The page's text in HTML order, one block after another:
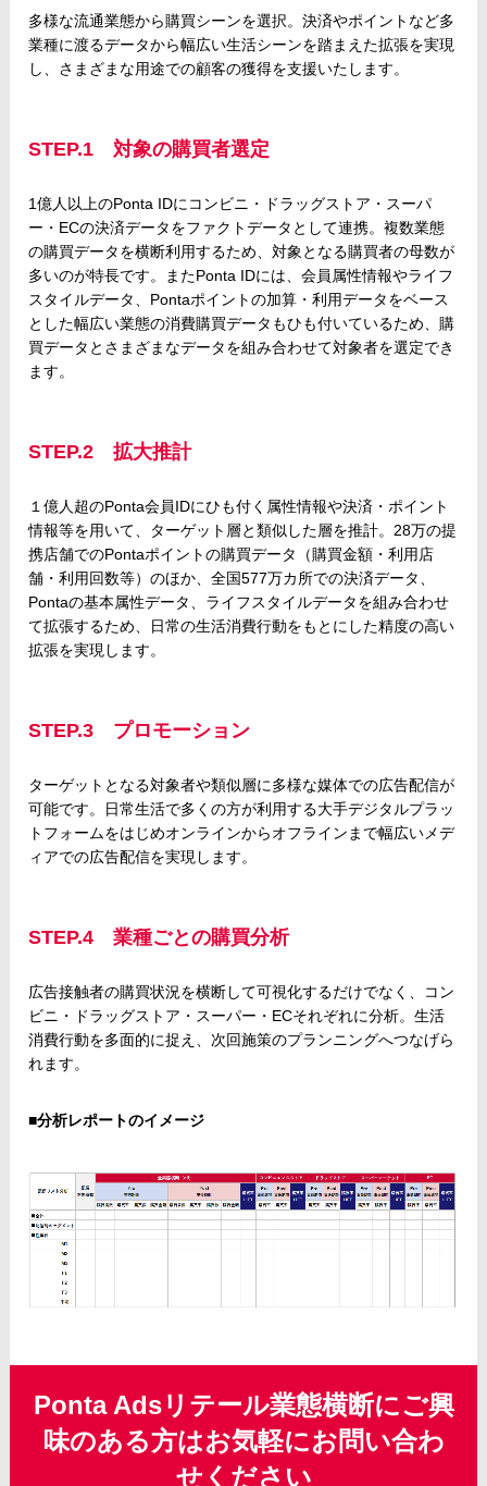
多様な流通業態から購買シーンを選択。決済やポイントなど多
業種に渡るデータから幅広い生活シーンを踏まえた拡張を実現
し、さまざまな用途での顧客の獲得を支援いたします。
STEP.1 対象の購買者選定
1億人以上のPonta IDにコンビニ・ドラッグストア・スーパ
ー・ECの決済データをファクトデータとして連携。複数業態
の購買データを横断利用するため、対象となる購買者の母数が
多いのが特長です。またPonta IDには、会員属性情報やライフ
スタイルデータ、Pontaポイントの加算・利用データをベース
とした幅広い業態の消費購買データもひも付いているため、購
買データとさまざまなデータを組み合わせて対象者を選定でき
ます。
STEP.2 拡大推計
１億人超のPonta会員IDにひも付く属性情報や決済・ポイント
情報等を用いて、ターゲット層と類似した層を推計。28万の提
携店舗でのPontaポイントの購買データ（購買金額・利用店
舗・利用回数等）のほか、全国577万カ所での決済データ、
Pontaの基本属性データ、ライフスタイルデータを組み合わせ
て拡張するため、日常の生活消費行動をもとにした精度の高い
拡張を実現します。
STEP.3 プロモーション
ターゲットとなる対象者や類似層に多様な媒体での広告配信が
可能です。日常生活で多くの方が利用する大手デジタルプラッ
トフォームをはじめオンラインからオフラインまで幅広いメデ
ィアでの広告配信を実現します。
STEP.4 業種ごとの購買分析
広告接触者の購買状況を横断して可視化するだけでなく、コン
ビニ・ドラッグストア・スーパー・ECそれぞれに分析。生活
消費行動を多面的に捉え、次回施策のプランニングへつなげら
れます。
■分析レポートのイメージ
Ponta Adsリテール業態横断にご興
味のある方はお気軽にお問い合わ
せください